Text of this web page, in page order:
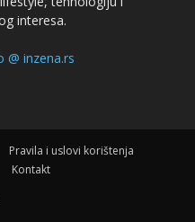
interesa.
@ inzena.rs
Pravila i uslovi korištenja
Kontakt